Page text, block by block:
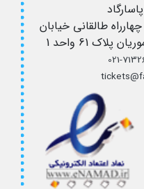
طالقانی خیابان
61 واحد 1
021-